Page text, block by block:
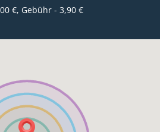
€, Gebühr - 3,90 €